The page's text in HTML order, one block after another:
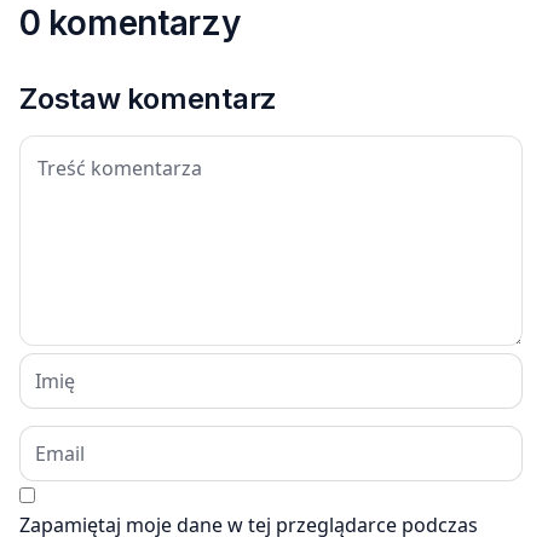
0 komentarzy
Zostaw komentarz
Zapamiętaj moje dane w tej przeglądarce podczas